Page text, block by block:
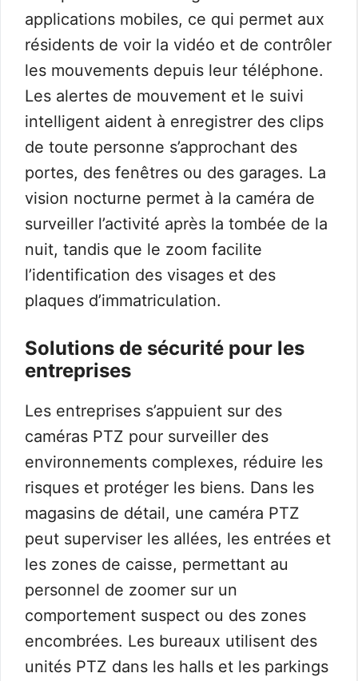
applications mobiles, ce qui permet aux
résidents de voir la vidéo et de contrôler
les mouvements depuis leur téléphone.
Les alertes de mouvement et le suivi
intelligent aident à enregistrer des clips
de toute personne s’approchant des
portes, des fenêtres ou des garages. La
vision nocturne permet à la caméra de
surveiller l’activité après la tombée de la
nuit, tandis que le zoom facilite
l’identification des visages et des
plaques d’immatriculation.
Solutions de sécurité pour les
entreprises
Les entreprises s’appuient sur des
caméras PTZ pour surveiller des
environnements complexes, réduire les
risques et protéger les biens. Dans les
magasins de détail, une caméra PTZ
peut superviser les allées, les entrées et
les zones de caisse, permettant au
personnel de zoomer sur un
comportement suspect ou des zones
encombrées. Les bureaux utilisent des
unités PTZ dans les halls et les parkings